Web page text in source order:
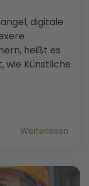
digitale
heißt es
wie Künstliche
Weiterlesen